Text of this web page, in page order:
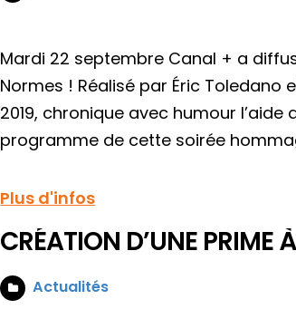
Mardi 22 septembre Canal + a
Normes ! Réalisé par Éric
2019, chronique avec humour
programme de cette soirée
Plus d'infos
CRÉATION D’UNE PRIME
Actualités